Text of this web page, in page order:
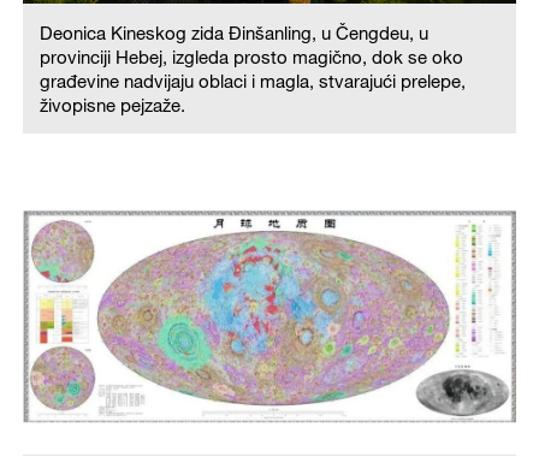
Deonica Kineskog zida Đinšanling, u Čengdeu, u
provinciji Hebej, izgleda prosto magično, dok se oko
građevine nadvijaju oblaci i magla, stvarajući prelepe,
živopisne pejzaže.